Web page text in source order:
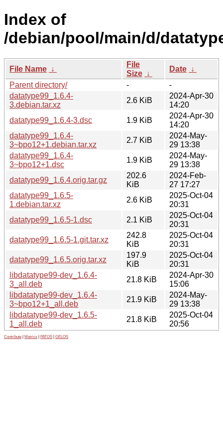
Index of
/debian/pool/main/d/
File Name ↓
File
Size ↓
Date ↓
Parent directory/
-
-
datatype99_1.6.4-
3.debian.tar.xz
2.6 KiB
2024-Apr-30
14:20
datatype99_1.6.4-3.dsc
1.9 KiB
2024-Apr-30
14:20
datatype99_1.6.4-
3~bpo12+1.debian.tar.xz
2.7 KiB
2024-May-
29 13:38
datatype99_1.6.4-
3~bpo12+1.dsc
1.9 KiB
2024-May-
29 13:38
datatype99_1.6.4.orig.tar.gz
202.6
KiB
2024-Feb-
27 17:27
datatype99_1.6.5-
1.debian.tar.xz
2.6 KiB
2025-Oct-04
20:31
datatype99_1.6.5-1.dsc
2.1 KiB
2025-Oct-04
20:31
datatype99_1.6.5-1.git.tar.xz
242.8
KiB
2025-Oct-04
20:31
datatype99_1.6.5.orig.tar.xz
197.9
KiB
2025-Oct-04
20:31
libdatatype99-dev_1.6.4-
3_all.deb
21.8 KiB
2024-Apr-30
15:06
libdatatype99-dev_1.6.4-
3~bpo12+1_all.deb
21.9 KiB
2024-May-
29 13:38
libdatatype99-dev_1.6.5-
1_all.deb
21.8 KiB
2025-Oct-04
20:56
Contribute Metrics PATOS GELOS